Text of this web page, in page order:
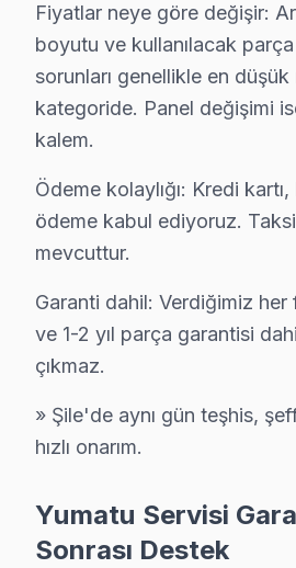
• Belirlenen saatte uzman
• Şile genelinde hızlı ve
Şile'de Yerinde Yumatu
Şile Feneri, Şile Kalesi, Şile
Akşama kadar çözüm için
Şile Yumatu Televizyon
Şile'deki Tecrübemiz: Şile ve
Şile Servis Güvencesi: Şile'de
Şile bu TV Sertifikalı Kadro:
Şile'de İtibar: Şile ve
Akşama kadar çözüm için
Uzman Yumatu Teknisyen
Şile Yumatu Hizmet'in
Fiyatlar neye göre değişir:
boyutu ve kullanılacak parça
sorunları genellikle en
kategoride. Panel değişimi
kalem.
Ödeme kolaylığı: Kredi
ödeme kabul ediyoruz.
mevcuttur.
Garanti dahil: Verdiğimiz
ve 1-2 yıl parça garantisi
çıkmaz.
» Şile'de aynı gün teşhis,
hızlı onarım.
Yumatu Servisi
Sonrası Destek